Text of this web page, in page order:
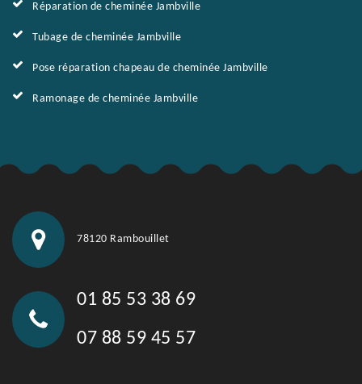
Réparation de cheminée Jambville
Tubage de cheminée Jambville
Pose réparation chapeau de cheminée Jambville
Ramonage de cheminée Jambville
78120 Rambouillet
01 85 53 38 69
07 88 59 45 57